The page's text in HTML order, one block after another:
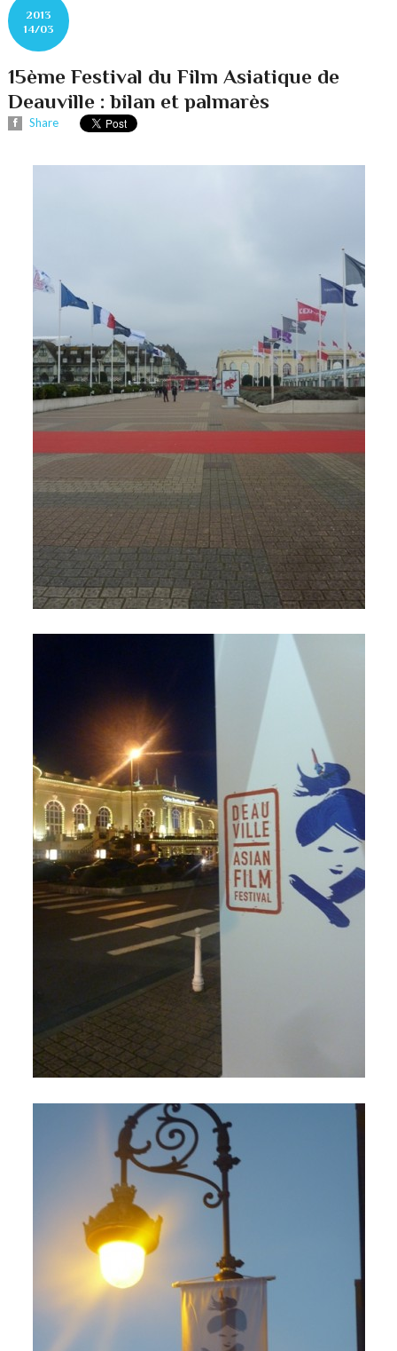
2013
14/03
15ème Festival du Film Asiatique de
Deauville : bilan et palmarès
Share